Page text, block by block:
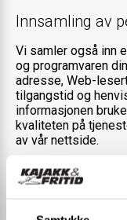
Innsamling av
Vi samler også inn
og programvaren
adresse, Web-
tilgangstid og
informasjonen
kvaliteten på
av vår nettside.
Bruk av
Vi bruker de
For å sikre at